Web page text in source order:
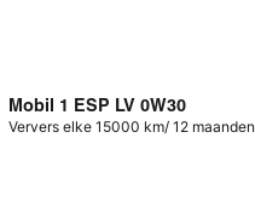
Mobil 1 ESP LV 0W30
Ververs elke 15000 km/ 12 maanden